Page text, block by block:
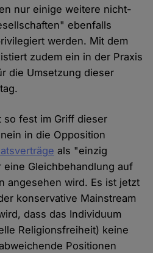
nur einige weitere nicht-
ebenfalls
werden. Mit dem
zudem ein in der Praxis
die Umsetzung dieser
so fest im Griff dieser
in die Opposition
als "einzig
Gleichbehandlung auf
angesehen wird. Es ist jetzt
konservative Mainstream
dass das Individuum
Religionsfreiheit) keine
Positionen